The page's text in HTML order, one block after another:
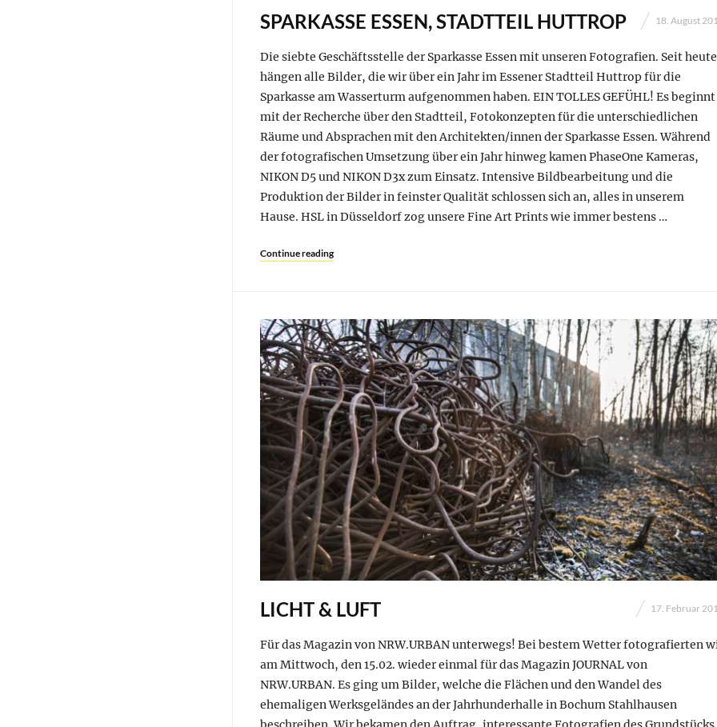
SPARKASSE ESSEN, STADTTEIL HUTTROP 18. August
Die siebte Geschäftsstelle der Sparkasse Essen mit unseren Fotografien. Seit heute
hängen alle Bilder, die wir über ein Jahr im Essener Stadtteil Huttrop für die
Sparkasse am Wasserturm aufgenommen haben. EIN TOLLES GEFÜHL! Es beginnt
mit der Recherche über den Stadtteil, Fotokonzepten für die unterschiedlichen
Räume und Absprachen mit den Architekten/innen der Sparkasse Essen. Während
der fotografischen Umsetzung über ein Jahr hinweg kamen PhaseOne Kameras,
NIKON D5 und NIKON D3x zum Einsatz. Intensive Bildbearbeitung und die
Produktion der Bilder in feinster Qualität schlossen sich an, alles in unserem
Hause. HSL in Düsseldorf zog unsere Fine Art Prints wie immer bestens …
Continue reading
LICHT & LUFT 17. Februar
Für das Magazin von NRW.URBAN unterwegs! Bei bestem Wetter fotografierten
am Mittwoch, den 15.02. wieder einmal für das Magazin JOURNAL von
NRW.URBAN. Es ging um Bilder, welche die Flächen und den Wandel des
ehemaligen Werksgeländes an der Jahrhunderhalle in Bochum Stahlhausen